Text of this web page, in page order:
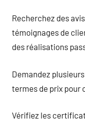
Recherchez des
témoignages de
des réalisations
Demandez
termes de prix pour
Vérifiez les